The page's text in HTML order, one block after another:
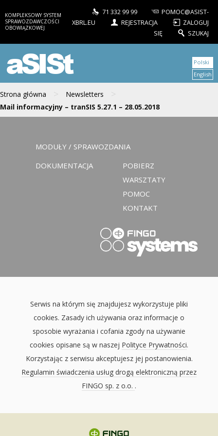
KOMPLEKSOWY SYSTEM
SPRAWOZDAWCZOŚCI
OBOWIĄZKOWEJ
71 332 99 99
POMOC@ASIST-
XBRL.EU
REJESTRACJA
ZALOGUJ
SIĘ
SZUKAJ
aSISt
Strona główna > Newsletters >
Mail informacyjny – tranSIS 5.27.1 – 28.05.2018
Polski
English
MODUŁY / SPRAWOZDANIA
DOKUMENTACJA
POBIERZ
WARSZTATY
POMOC
KONTAKT
Serwis na którym się znajdujesz wykorzystuje pliki
cookies. Zasady ich używania oraz informacje o
sposobie wyrażania i cofania zgody na używanie
cookies opisane są w naszej Polityce Prywatności.
Korzystając z serwisu akceptujesz jej postanowienia.
Regulamin świadczenia usług drogą elektroniczną przez
FINGO sp. z o.o. .